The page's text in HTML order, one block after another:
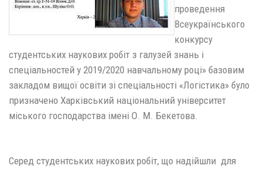
проведення
Всеукраїнського
конкурсу
студентських наукових робіт з галузей знань і
спеціальностей у 2019/2020 навчальному році» базовим
закладом вищої освіти зі спеціальності «Логістика» було
призначено Харківський національний університет
міського господарства імені О. М. Бекетова.
Серед студентських наукових робіт, що надійшли для